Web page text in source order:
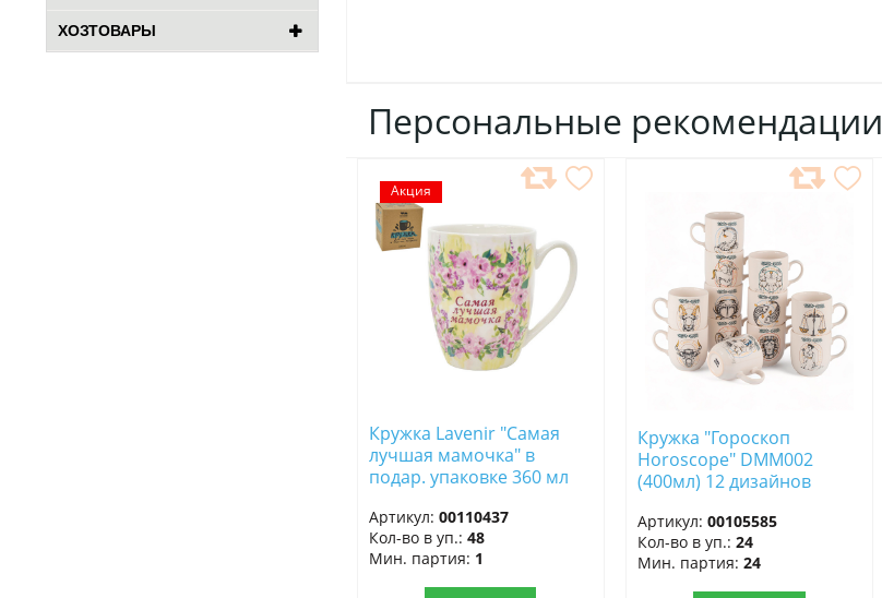
ХОЗТОВАРЫ
Персональные рекомендации
Акция
ДОБАВИТЬ
В
ИЗБРАННОЕ
Кружка Lavenir "Самая
лучшая мамочка" в
подар. упаковке 360 мл
Артикул:00110437
Кол-во в уп.:48
Мин. партия: 1
ИЗБРАННОЕ
Кружка "Гороскоп
Horoscope" DMM002
(400мл) 12 дизайнов
Артикул:00105585
Кол-во в уп.:24
Мин. партия:24